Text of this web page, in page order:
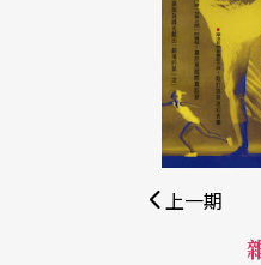
上一期